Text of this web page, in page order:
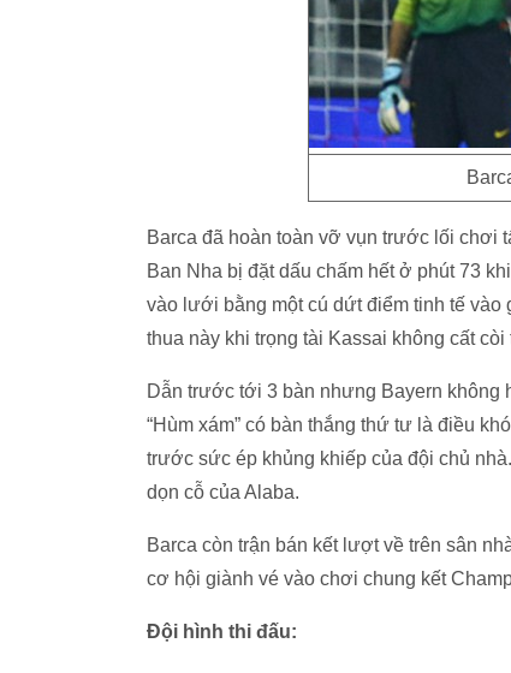
Barca đã hoàn toàn vỡ vụn trước lối chơi
Ban Nha bị đặt dấu chấm hết ở phút 73
vào lưới bằng một cú dứt điểm tinh tế vào
thua này khi trọng tài Kassai không cất
Dẫn trước tới 3 bàn nhưng Bayern không
“Hùm xám” có bàn thắng thứ tư là điều
trước sức ép khủng khiếp của đội chủ
dọn cỗ của Alaba.
Barca còn trận bán kết lượt về trên sân
cơ hội giành vé vào chơi chung kết
Đội hình thi đấu: